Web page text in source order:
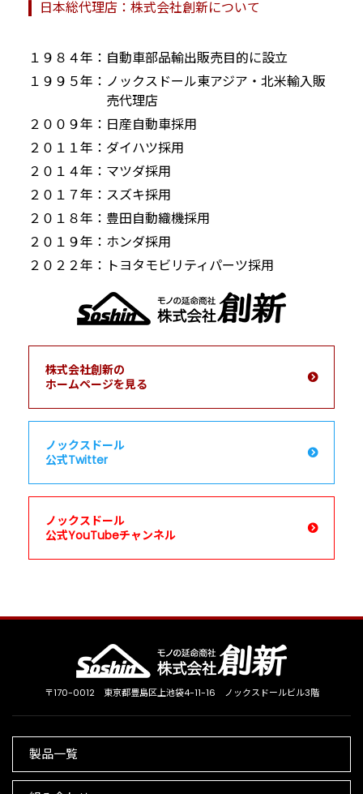
日本総代理店： 株式会社創新について
１９８４年： 自動車部品輸出販売目的に設立
１９９５年： ノックスドール東アジア・北米輸入販
売代理店
２００９年： 日産自動車採用
２０１１年： ダイハツ採用
２０１４年： マツダ採用
２０１７年： スズキ採用
２０１８年： 豊田自動織機採用
２０１９年： ホンダ採用
２０２２年： トヨタモビリティパーツ採用
株式会社創新の
ホームページを見る
ノックスドール
公式Twitter
ノックスドール
公式YouTubeチャンネル
〒170-0012 東京都豊島区上池袋4-11-16 ノックスドールビル3階
製品一覧